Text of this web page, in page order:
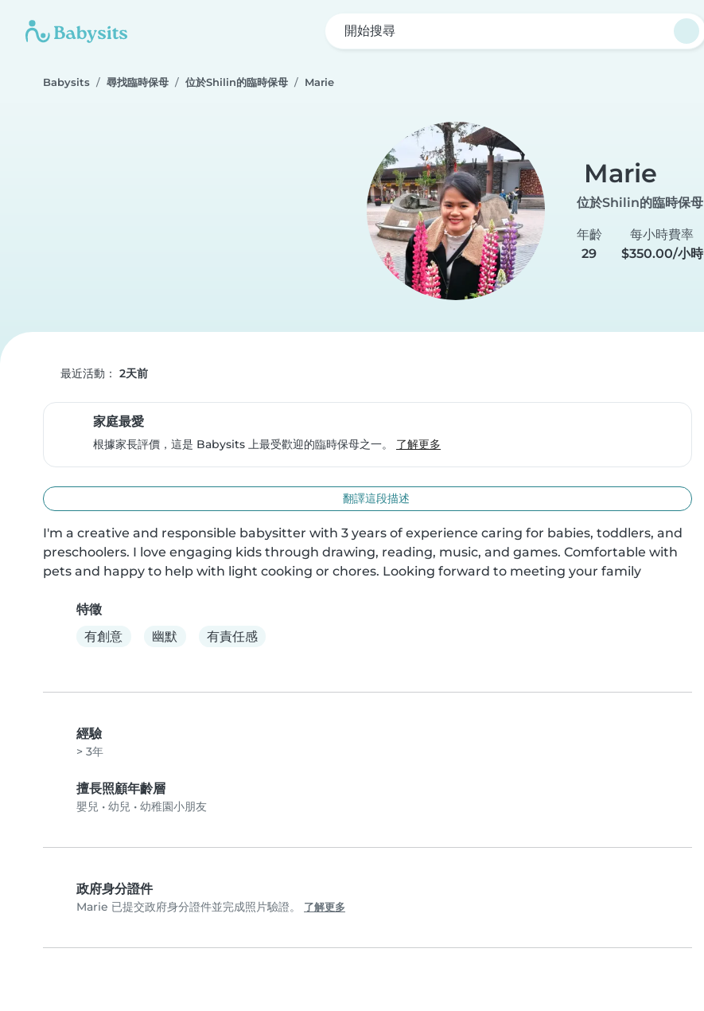
開始搜尋
Babysits 尋找臨時保母 位於Shilin的臨時保母 Marie
Marie
位於Shilin的臨時保母
年齡
29
每小時費率
$350.00/小時
最近活動： 2天前
家庭最愛
根據家長評價，這是 Babysits 上最受歡迎的臨時保母之一。 了解更多
翻譯這段描述
I'm a creative and responsible babysitter with 3 years of experience caring for babies, toddlers, and
preschoolers. I love engaging kids through drawing, reading, music, and games. Comfortable with
pets and happy to help with light cooking or chores. Looking forward to meeting your family
特徵
有創意
幽默 有責任感
經驗
> 3年
擅長照顧年齡層
嬰兒 • 幼兒 • 幼稚園小朋友
政府身分證件
Marie 已提交政府身分證件並完成照片驗證。 了解更多